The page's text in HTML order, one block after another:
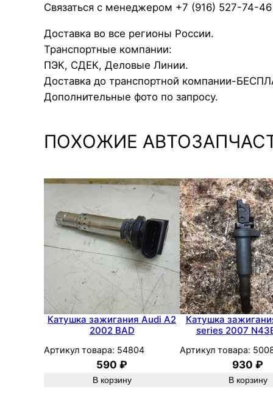
Связаться с менеджером +7 (916) 527-74-46
Доставка во все регионы России.
Транспортные компании:
ПЭК, СДЕК, Деловые Линии.
Доставка до транспортной компании-
Дополнительные фото по запросу.
ПОХОЖИЕ
Катушка зажигания Audi A2
2002 BAD
Артикул товара: 54804
590 ₽
В корзину
Катушка
series 2007
Артикул товара:
930 ₽
В корзину